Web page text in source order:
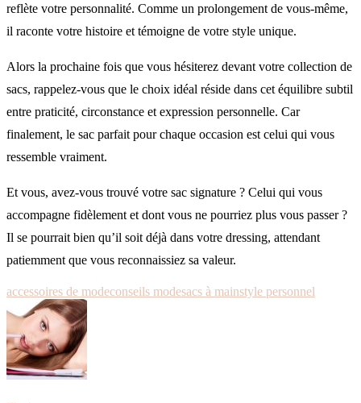
reflète votre personnalité. Comme un prolongement de vous-même,
il raconte votre histoire et témoigne de votre style unique.
Alors la prochaine fois que vous hésiterez devant votre collection de
sacs, rappelez-vous que le choix idéal réside dans cet équilibre subtil
entre praticité, circonstance et expression personnelle. Car
finalement, le sac parfait pour chaque occasion est celui qui vous
ressemble vraiment.
Et vous, avez-vous trouvé votre sac signature ? Celui qui vous
accompagne fidèlement et dont vous ne pourriez plus vous passer ?
Il se pourrait bien qu’il soit déjà dans votre dressing, attendant
patiemment que vous reconnaissiez sa valeur.
accessoires de modeconseils modesacs à mainstyle personnel